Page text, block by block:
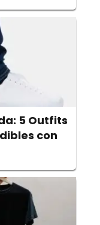
5 Outfits
con